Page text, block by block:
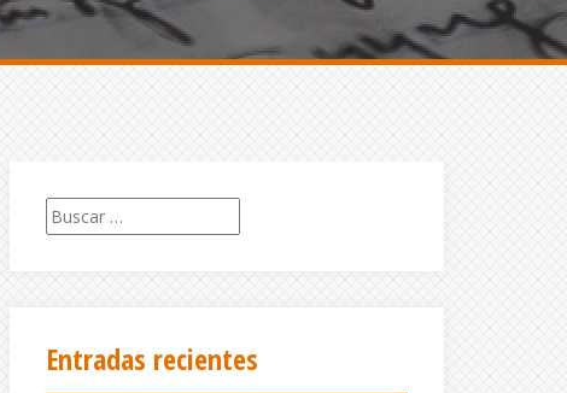
Buscar:
Entradas recientes